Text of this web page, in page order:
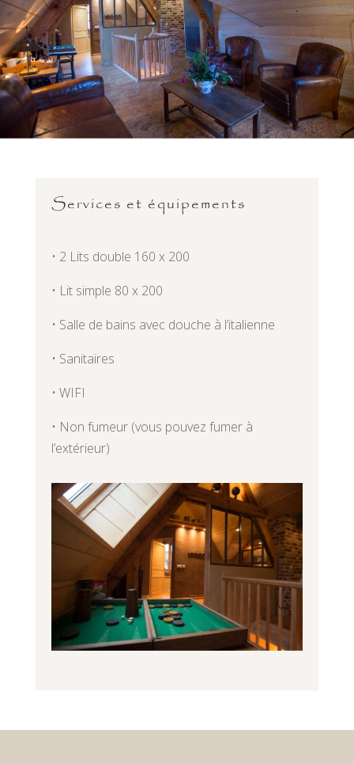
Services et équipements
• 2 Lits double 160 x 200
• Lit simple 80 x 200
• Salle de bains avec douche à l’italienne
• Sanitaires
• WIFI
• Non fumeur (vous pouvez fumer à
l’extérieur)